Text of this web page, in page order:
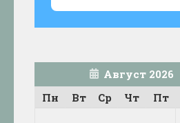
Август 2026
Пн
Вт Ср Чт Пт